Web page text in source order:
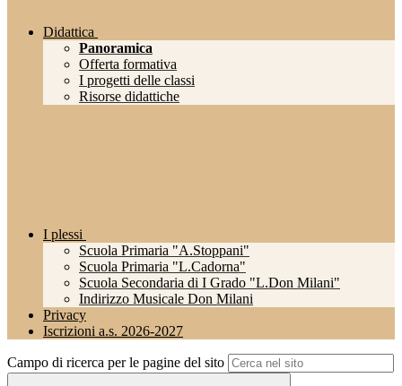
Didattica
Panoramica
Offerta formativa
I progetti delle classi
Risorse didattiche
I plessi
Scuola Primaria "A.Stoppani"
Scuola Primaria "L.Cadorna"
Scuola Secondaria di I Grado "L.Don Milani"
Indirizzo Musicale Don Milani
Privacy
Iscrizioni a.s. 2026-2027
Campo di ricerca per le pagine del sito